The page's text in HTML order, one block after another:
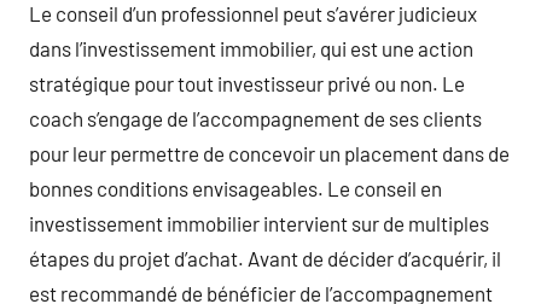
Le conseil d’un professionnel peut s’avérer judicieux
dans l’investissement immobilier, qui est une action
stratégique pour tout investisseur privé ou non. Le
coach s’engage de l’accompagnement de ses clients
pour leur permettre de concevoir un placement dans de
bonnes conditions envisageables. Le conseil en
investissement immobilier intervient sur de multiples
étapes du projet d’achat. Avant de décider d’acquérir, il
est recommandé de bénéficier de l’accompagnement